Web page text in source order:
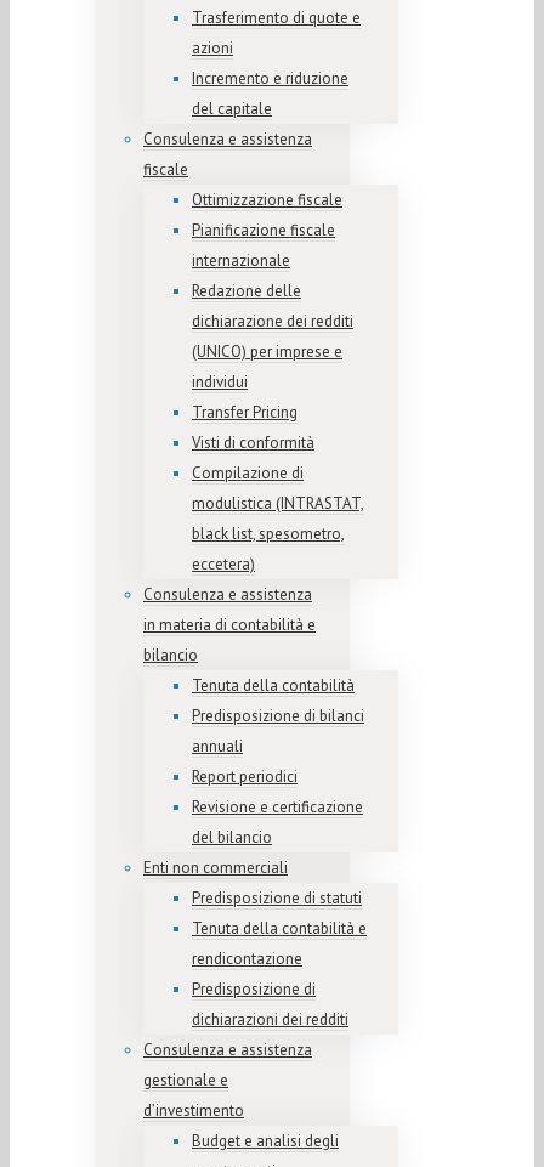
Trasferimento di quote e
azioni
Incremento e riduzione
del capitale
Consulenza e assistenza
fiscale
Ottimizzazione fiscale
Pianificazione fiscale
internazionale
Redazione delle
dichiarazione dei redditi
(UNICO) per imprese e
individui
Transfer Pricing
Visti di conformità
Compilazione di
modulistica (INTRASTAT,
black list, spesometro,
eccetera)
Consulenza e assistenza
in materia di contabilità e
bilancio
Tenuta della contabilità
Predisposizione di bilanci
annuali
Report periodici
Revisione e certificazione
del bilancio
Enti non commerciali
Predisposizione di statuti
Tenuta della contabilità e
rendicontazione
Predisposizione di
dichiarazioni dei redditi
Consulenza e assistenza
gestionale e
d’investimento
Budget e analisi degli